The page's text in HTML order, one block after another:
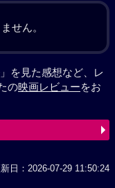
せん。
を見た感想など、レ
の映画レビューをお
日：2026-07-29 11:50:24